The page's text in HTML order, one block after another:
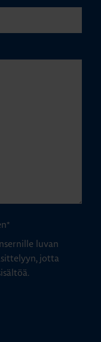
*
luvan
jotta